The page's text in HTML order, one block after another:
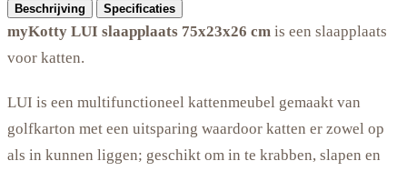
Beschrijving Specificaties
myKotty LUI slaapplaats 75x23x26 cm is een slaapplaats
voor katten.
LUI is een multifunctioneel kattenmeubel gemaakt van
golfkarton met een uitsparing waardoor katten er zowel op
als in kunnen liggen; geschikt om in te krabben, slapen en